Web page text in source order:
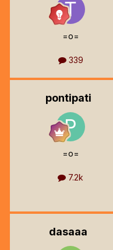
=o=
339
pontipati
=o=
7.2k
dasaaa